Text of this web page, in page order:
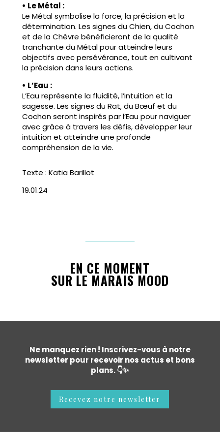
• Le Métal :
Le Métal symbolise la force, la précision et la
détermination. Les signes du Chien, du Cochon
et de la Chèvre bénéficieront de la qualité
tranchante du Métal pour atteindre leurs
objectifs avec persévérance, tout en cultivant
la précision dans leurs actions.
• L’Eau :
L’Eau représente la fluidité, l’intuition et la
sagesse. Les signes du Rat, du Bœuf et du
Cochon seront inspirés par l’Eau pour naviguer
avec grâce à travers les défis, développer leur
intuition et atteindre une profonde
compréhension de la vie.
Texte : Katia Barillot
19.01.24
EN CE MOMENT
SUR LE MARAIS MOOD
Ne manquez rien ! Inscrivez-vous à notre
newsletter pour recevoir nos actus et bons
plans. 👇✨
Recevez notre newsletter